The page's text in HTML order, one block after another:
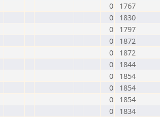
0
1767
0
1830
0
1797
0
1872
0
1872
0
1844
0
1854
0
1854
0
1854
0
1834